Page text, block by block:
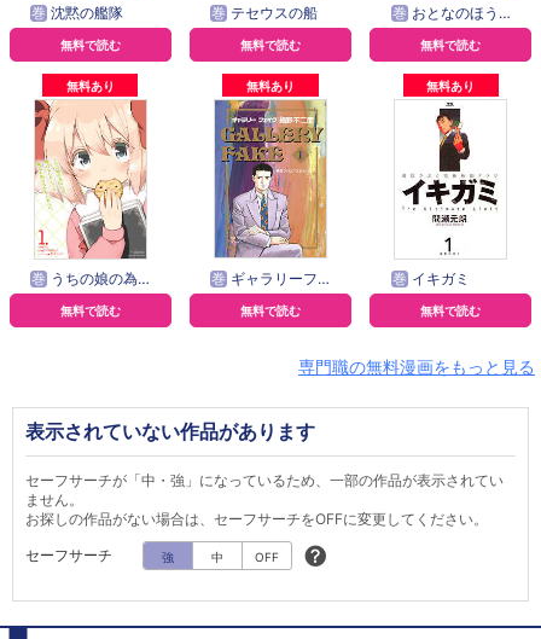
巻 沈黙の艦隊
無料で読む
巻 テセウスの船
無料で読む
巻おとなのほうかご
無料で読む
無料あり
巻 うちの娘の為ならば、俺はもしかしたら魔王も倒せるかもしれない。
無料で読む
無料あり
巻 ギャラリーフェイク
無料で読む
無料あり
巻イキガミ
無料で読む
専門職の無料漫画をもっと見る
表示されていない作品があります
セーフサーチが「中・強」になっているため、一部の作品が表示されてい
ません。
お探しの作品がない場合は、セーフサーチをOFFに変更してください。
セーフサーチ
強 中 OFF